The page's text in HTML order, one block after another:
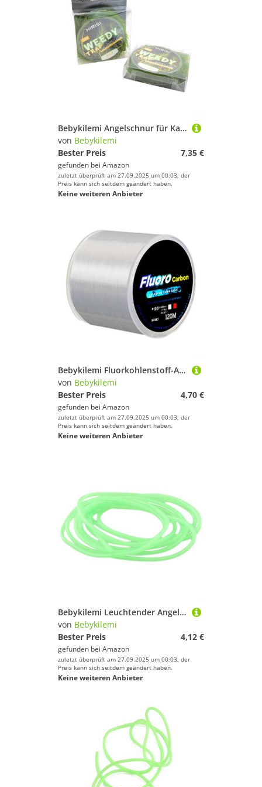
Bebykilemi Angelschnur für Karpfenangeln, 5 m, Unkrautgrün, Camouflage-Vorfach für Hair Rigs Feeder, Angelzubehör, realistische natürliche Imitation
von Bebykilemi
Bester Preis
7,35 €
gefunden bei Amazon
zuletzt überprüft am 27.09.2025 um 00:03; der
Preis kann sich seitdem geändert haben.
Keine weiteren Anbieter
Bebykilemi Fluorkohlenstoff-Angelschnur, 120 m, Kohlefaser-Vorfach, 1,9–15,6 kg, hochfest, abriebfest, weiche Schnur für Salzwasser und Süßwasser, Weiß 2,5
von Bebykilemi
Bester Preis
4,70 €
gefunden bei Amazon
zuletzt überprüft am 27.09.2025 um 00:03; der
Preis kann sich seitdem geändert haben.
Keine weiteren Anbieter
Bebykilemi Leuchtender Angelschlauch, leuchtet im Dunkeln, PVC-Leinenschutz, Nachtangeln, Vorfachschlauch, Tiefsee-Lockstoff, Drahtseil, ID, 0,8–2 mm, Terminal-Ausrüstung (0,8 mm x 1 m)
von Bebykilemi
Bester Preis
4,12 €
gefunden bei Amazon
zuletzt überprüft am 27.09.2025 um 00:03; der
Preis kann sich seitdem geändert haben.
Keine weiteren Anbieter